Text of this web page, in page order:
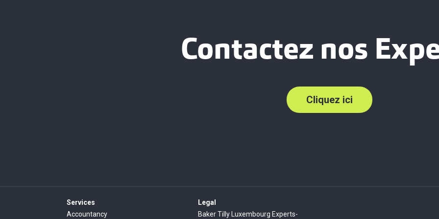
Contactez nos
Cliquez ici
Services
Accountancy
Legal
Baker Tilly Luxembourg Experts-